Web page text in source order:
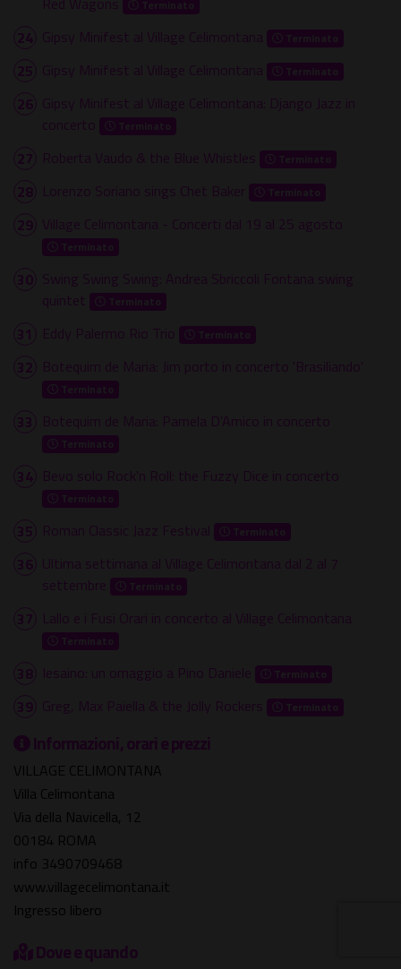
Terminato
Gipsy Minifest al Village Celimontana Terminato
Gipsy Minifest al Village Celimontana Terminato
Gipsy Minifest al Village Celimontana: Django Jazz in
concerto
Terminato
Roberta Vaudo & the Blue Whistles Terminato
Lorenzo Soriano sings Chet Baker Terminato
Village Celimontana - Concerti dal 19 al 25 agosto
Terminato
Swing Swing Swing: Andrea Sbriccoli Fontana swing
quintet
Terminato
Eddy Palermo Rio Trio Terminato
Botequim de Maria: Jim porto in concerto 'Brasiliando'
Terminato
Botequim de Maria: Pamela D'Amico in concerto
Terminato
Bevo solo Rock'n Roll: the Fuzzy Dice in concerto
Terminato
Roman Classic Jazz Festival Terminato
Ultima settimana al Village Celimontana dal 2 al 7
settembre
Terminato
Lallo e i Fusi Orari in concerto al Village Celimontana
Terminato
Iesaino: un omaggio a Pino Daniele Terminato
Greg, Max Paiella & the Jolly Rockers Terminato
Informazioni, orari e prezzi
VILLAGE CELIMONTANA
Villa Celimontana
Via della Navicella, 12
00184 ROMA
info 3490709468
www.villagecelimontana.it
Ingresso libero
Dove e quando